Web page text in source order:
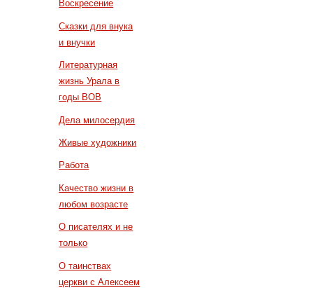
Воскресение
Сказки для внука
и внучки
Литературная
жизнь Урала в
годы ВОВ
Дела милосердия
Живые художники
Работа
Качество жизни в
любом возрасте
О писателях и не
только
О таинствах
церкви с Алексеем